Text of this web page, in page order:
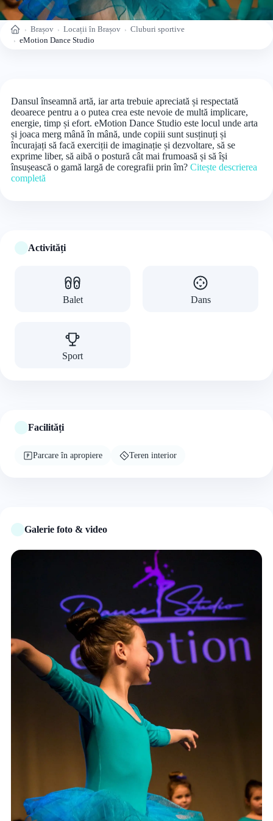
Acasă Brașov Locații în Brașov
Cluburi sportive
eMotion Dance Studio
Dansul înseamnă artă, iar arta trebuie apreciată și respectată
deoarece pentru a o putea crea este nevoie de multă implicare,
energie, timp și efort. eMotion Dance Studio este locul unde arta
și joaca merg mână în mână, unde copiii sunt susținuți și
încurajați să facă exerciții de imaginație și dezvoltare, să se
exprime liber, să aibă o postură cât mai frumoasă și să își
însușească o gamă largă de coregrafii prin îm? Citește descrierea
completă
Activități
Balet Dans
Sport
Facilități
Parcare în apropiere Teren interior
Galerie foto & video